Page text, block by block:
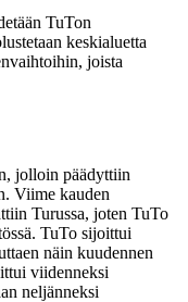
TuTon
keskialuetta
joista
jolloin päädyttiin
Viime kauden
Turussa, joten TuTo
TuTo sijoittui
näin kuudennen
viidenneksi
neljänneksi